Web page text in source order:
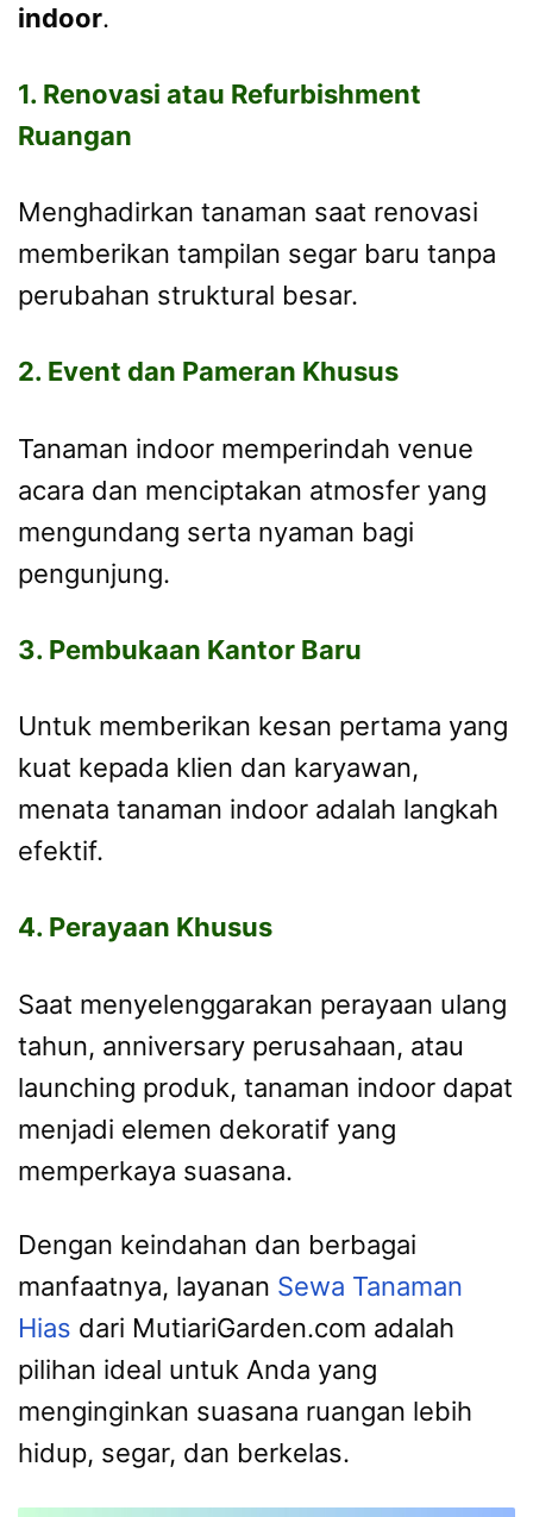
indoor.
1. Renovasi atau Refurbishment
Ruangan
Menghadirkan tanaman saat renovasi
memberikan tampilan segar baru tanpa
perubahan struktural besar.
2. Event dan Pameran Khusus
Tanaman indoor memperindah venue
acara dan menciptakan atmosfer yang
mengundang serta nyaman bagi
pengunjung.
3. Pembukaan Kantor Baru
Untuk memberikan kesan pertama yang
kuat kepada klien dan karyawan,
menata tanaman indoor adalah langkah
efektif.
4. Perayaan Khusus
Saat menyelenggarakan perayaan ulang
tahun, anniversary perusahaan, atau
launching produk, tanaman indoor dapat
menjadi elemen dekoratif yang
memperkaya suasana.
Dengan keindahan dan berbagai
manfaatnya, layanan Sewa Tanaman
Hias dari MutiariGarden.com adalah
pilihan ideal untuk Anda yang
menginginkan suasana ruangan lebih
hidup, segar, dan berkelas.